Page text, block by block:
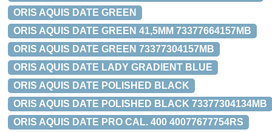
ORIS AQUIS DATE GREEN
ORIS AQUIS DATE GREEN 41,5MM 73377664157MB
ORIS AQUIS DATE GREEN 73377304157MB
ORIS AQUIS DATE LADY GRADIENT BLUE
ORIS AQUIS DATE POLISHED BLACK
ORIS AQUIS DATE POLISHED BLACK 73377304134MB
ORIS AQUIS DATE PRO CAL. 400 40077677754RS